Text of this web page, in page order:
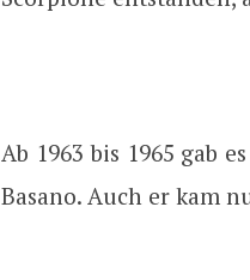
Ab 1963 bis 1965 gab
Basano. Auch er kam